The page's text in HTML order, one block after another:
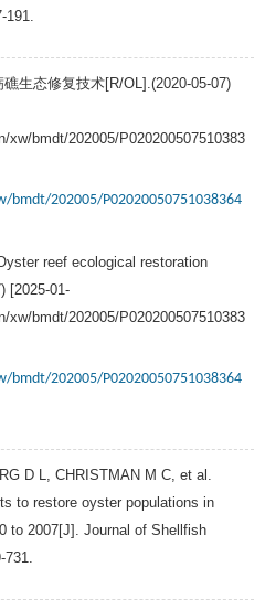
191.
生态修复技术[R/OL].(2020-05-07)
xw/bmdt/202005/P020200507510383
bmdt/202005/P02020050751038364
reef ecological restoration
[2025-01-
xw/bmdt/202005/P020200507510383
bmdt/202005/P02020050751038364
D L, CHRISTMAN M C, et al.
to restore oyster populations in
to 2007[J]. Journal of Shellfish
731.